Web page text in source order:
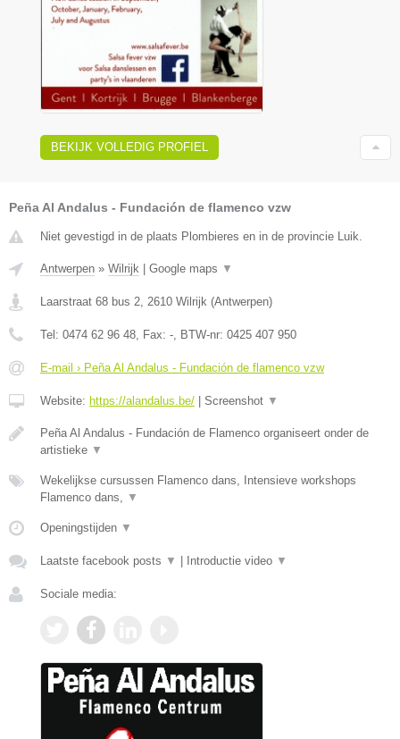
BEKIJK VOLLEDIG PROFIEL
Peña Al Andalus - Fundación de flamenco vzw
Niet gevestigd in de plaats Plombieres en in de provincie Luik.
Antwerpen » Wilrijk | Google maps ▼
Laarstraat 68 bus 2 2610 Wilrijk (Antwerpen)
Tel: 0474 62 96 48 , Fax: - , BTW-nr: 0425 407 950
E-mail › Peña Al Andalus - Fundación de flamenco vzw
Website: https://alandalus.be/ | Screenshot ▼
Peña Al Andalus - Fundación de Flamenco organiseert onder de
artistieke ▼
Wekelijkse cursussen Flamenco dans, Intensieve workshops
Flamenco dans,
▼
Openingstijden ▼
Laatste facebook posts ▼ | Introductie video ▼
Sociale media: